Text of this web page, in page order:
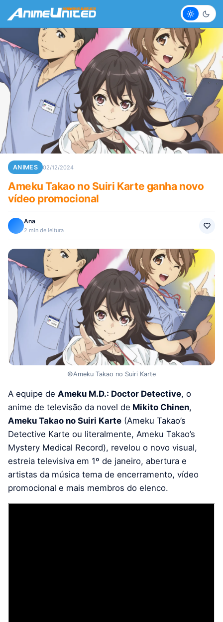
Claro
ANIMES 02/12/2024
Ameku Takao no Suiri Karte ganha novo
vídeo promocional
Ana
2 min de leitura
©Ameku Takao no Suiri Karte
A equipe de Ameku M.D.: Doctor Detective, o
anime de televisão da novel de Mikito Chinen,
Ameku Takao no Suiri Karte (Ameku Takao’s
Detective Karte ou literalmente, Ameku Takao’s
Mystery Medical Record), revelou o novo visual,
estreia televisiva em 1º de janeiro, abertura e
artistas da música tema de encerramento, vídeo
promocional e mais membros do elenco.